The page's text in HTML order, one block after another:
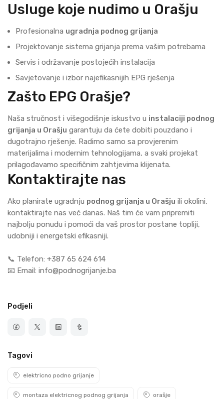
Usluge koje nudimo u Orašju
Profesionalna ugradnja podnog grijanja
Projektovanje sistema grijanja prema vašim potrebama
Servis i održavanje postojećih instalacija
Savjetovanje i izbor najefikasnijih EPG rješenja
Zašto EPG Orašje?
Naša stručnost i višegodišnje iskustvo u instalaciji podnog
grijanja u Orašju garantuju da ćete dobiti pouzdano i
dugotrajno rješenje. Radimo samo sa provjerenim
materijalima i modernim tehnologijama, a svaki projekat
prilagođavamo specifičnim zahtjevima klijenata.
Kontaktirajte nas
Ako planirate ugradnju podnog grijanja u Orašju ili okolini,
kontaktirajte nas već danas. Naš tim će vam pripremiti
najbolju ponudu i pomoći da vaš prostor postane topliji,
udobniji i energetski efikasniji.
📞 Telefon: +387 65 624 614
📧 Email: info@podnogrijanje.ba
Podjeli
Tagovi
elektricno podno grijanje
montaza elektricnog podnog grijanja orašje